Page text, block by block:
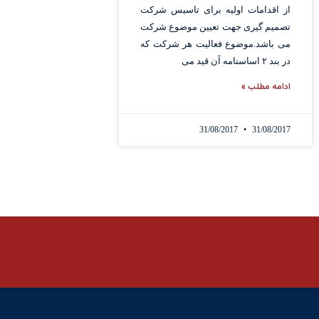
از اقدامات اولیه برای تاسیس شرکت
تصمیم گیری جهت تعیین موضوع شرکت
می باشد.موضوع فعالیت هر شرکت که
در بند ۲ اساسنامه آن قید می
ادامه مطلب »
31/08/2017